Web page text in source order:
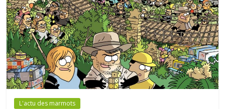
L'actu des marmots